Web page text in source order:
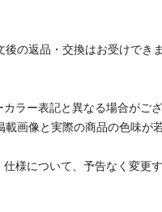
の返品・交換はお受けできま
ラー表記と異なる場合がござ
画像と実際の商品の色味が
様について、予告なく変更